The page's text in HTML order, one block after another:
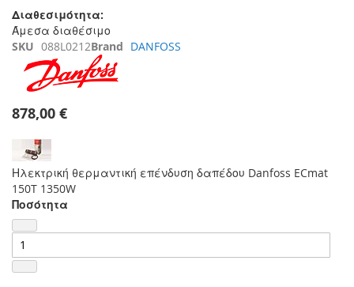
Διαθεσιμότητα:
Άμεσα διαθέσιμο
SKU 088L0212Brand DANFOSS
878,00 €
Ηλεκτρική θερμαντική επένδυση δαπέδου Danfoss ECmat
150T 1350W
Ποσότητα